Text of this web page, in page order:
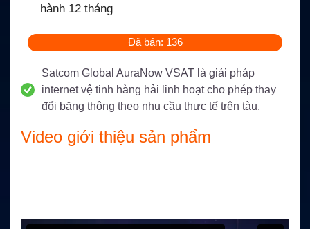
hành 12 tháng
Đã bán: 136
Satcom Global AuraNow VSAT là giải pháp
internet vệ tinh hàng hải linh hoạt cho phép thay
đổi băng thông theo nhu cầu thực tế trên tàu.
Video giới thiệu sản phẩm